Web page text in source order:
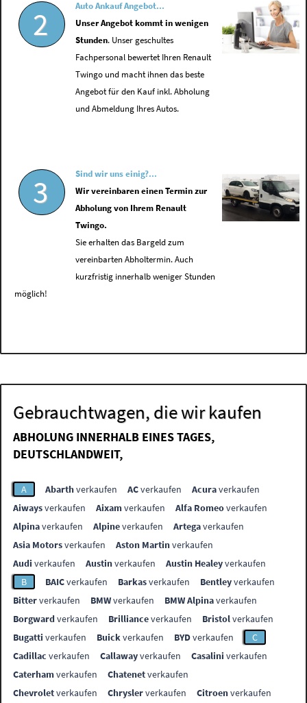
2
Auto Ankauf Angebot...
Unser Angebot kommt in wenigen
Stunden. Unser geschultes
Fachpersonal bewertet Ihren Renault
Twingo und macht ihnen das beste
Angebot für den Kauf inkl. Abholung
und Abmeldung Ihres Autos.
3
Sind wir uns einig?...
Wir vereinbaren einen Termin zur
Abholung von Ihrem Renault
Twingo.
Sie erhalten das Bargeld zum
vereinbarten Abholtermin. Auch
kurzfristig innerhalb weniger Stunden
möglich!
Gebrauchtwagen, die wir kaufen
ABHOLUNG INNERHALB EINES TAGES,
DEUTSCHLANDWEIT,
A Abarthverkaufen ACverkaufen Acuraverkaufen
Aiwaysverkaufen Aixamverkaufen Alfa Romeoverkaufen
Alpinaverkaufen Alpineverkaufen Artegaverkaufen
Asia Motorsverkaufen Aston Martinverkaufen
Audi verkaufen Austinverkaufen Austin Healeyverkaufen
B
BAICverkaufen Barkasverkaufen Bentleyverkaufen
Bitterverkaufen BMWverkaufen BMW Alpinaverkaufen
Borgwardverkaufen Brillianceverkaufen Bristolverkaufen
Bugatti verkaufen Buickverkaufen BYDverkaufen
C
Cadillac verkaufen Callawayverkaufen Casalini verkaufen
Caterhamverkaufen Chatenetverkaufen
Chevroletverkaufen Chryslerverkaufen Citroenverkaufen